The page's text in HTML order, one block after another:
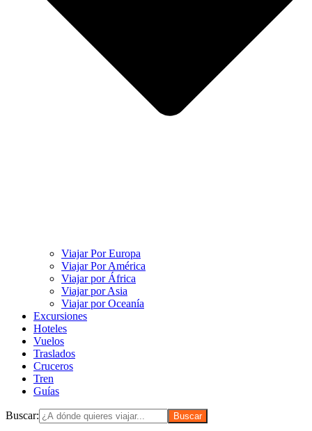
Viajar Por Europa
Viajar Por América
Viajar por África
Viajar por Asia
Viajar por Oceanía
Excursiones
Hoteles
Vuelos
Traslados
Cruceros
Tren
Guías
Buscar: